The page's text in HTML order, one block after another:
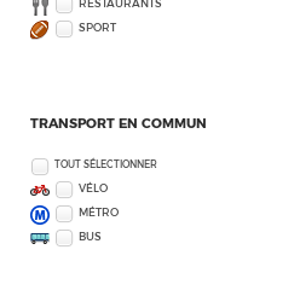
RESTAURANTS
SPORT
TRANSPORT EN COMMUN
TOUT SÉLECTIONNER
VÉLO
MÉTRO
BUS